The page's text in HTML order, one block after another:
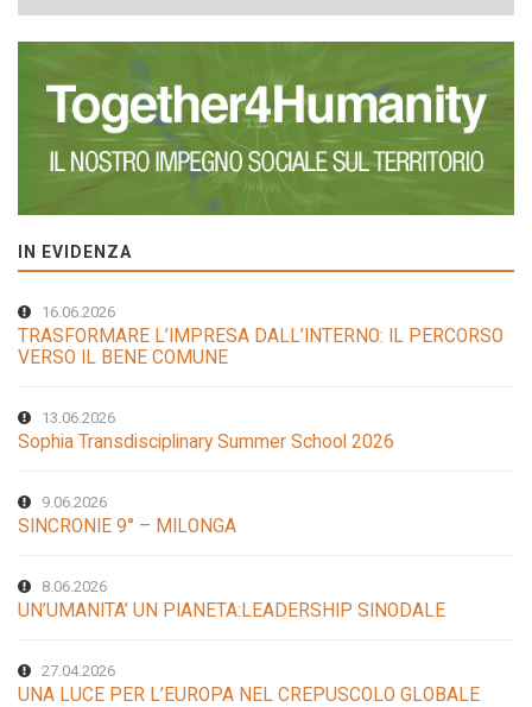
IN EVIDENZA
16.06.2026
TRASFORMARE L’IMPRESA DALL’INTERNO: IL PERCORSO
VERSO IL BENE COMUNE
13.06.2026
Sophia Transdisciplinary Summer School 2026
9.06.2026
SINCRONIE 9° – MILONGA
8.06.2026
UN’UMANITA’ UN PIANETA:LEADERSHIP SINODALE
27.04.2026
UNA LUCE PER L’EUROPA NEL CREPUSCOLO GLOBALE